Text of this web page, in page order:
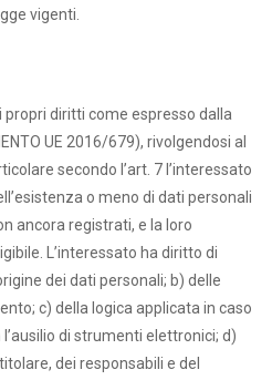
vigenti.
propri diritti come espresso dalla
UE 2016/679), rivolgendosi al
secondo l’art. 7 l’interessato
o meno di dati personali
ancora registrati, e la loro
L’interessato ha diritto di
dei dati personali; b) delle
c) della logica applicata in caso
di strumenti elettronici; d)
dei responsabili e del